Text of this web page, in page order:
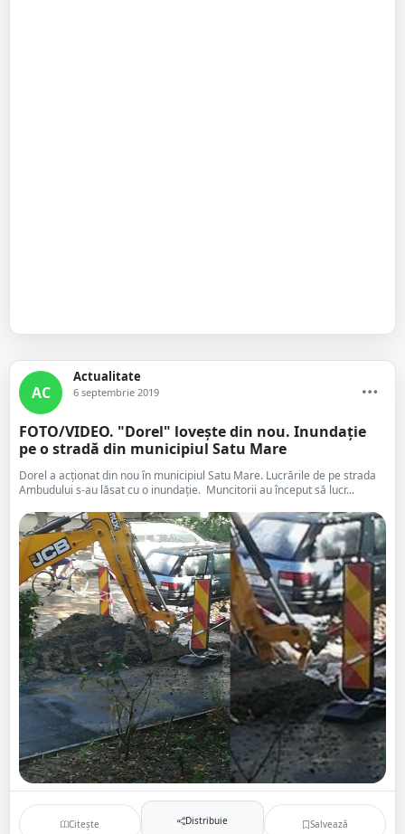
AC
Actualitate
6 septembrie 2019
FOTO/VIDEO. "Dorel" lovește din nou. Inundație
pe o stradă din municipiul Satu Mare
Dorel a acționat din nou în municipiul Satu Mare. Lucrările de pe strada
Ambudului s-au lăsat cu o inundație. Muncitorii au început să lucr...
Citește Distribuie Salvează